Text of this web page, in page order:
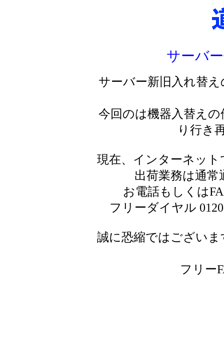
サーバ
サーバー新旧入れ替
今回のは機器入替え
り行き
現在、インターネッ
出荷業務は通
お電話もしくは
フリーダイヤル
誠に恐縮ではござい
フリー